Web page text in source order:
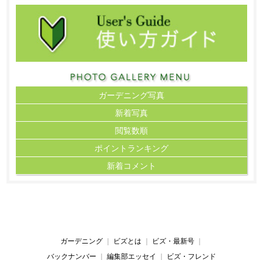
ガーデニング写真
新着写真
閲覧数順
ポイント ランキング
新着コメント
ガーデニング｜ ビズとは ｜ ビズ・最新号｜
バックナンバー ｜ 編集部エッセイ ｜ ビズ・フレンド